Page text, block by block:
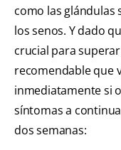
como las glándulas
los senos. Y dado
crucial para
recomendable que
inmediatamente si
síntomas a
dos semanas: